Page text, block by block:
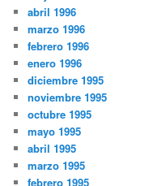
abril 1996
marzo 1996
febrero 1996
enero 1996
diciembre 1995
noviembre 1995
octubre 1995
mayo 1995
abril 1995
marzo 1995
febrero 1995